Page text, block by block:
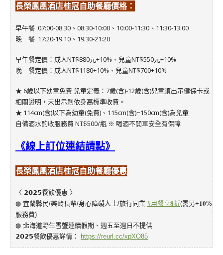
長榮鳳凰酒店桂冠自助餐廳價格：
早午餐 07:00-08:30、08:30-10:00、10:00-11:30、11:30-13:00
晚 餐 17:20-19:10、19:30-21:20
早午餐定價：成人NT$880元+10%、兒童NT$550元+10%
晚 餐定價：成人NT$1180+10%、兒童NT$700+10%
★ 6歲以下幼童免費 兒童定義：7歲(含)-12歲(含)兒童須出示健保卡或
相關證明，未出示則依身高標準收費。
★ 114cm(含)以下為幼童(免費)、115cm(含)~150cm(含)為兒童
自備酒水酌收服務費 NT$500/瓶 ※ 喝酒不開車安全有保障
《線上訂位連結請點》
長榮鳳凰酒店桂冠自助餐廳優惠
〈 𝟮𝟬𝟮𝟱餐飲優惠 〉
◍ 宜蘭縣民/樂齡長輩/身心障礙人士/旅行同業 #用餐享𝟖折(需另+𝟏𝟎%
服務費)
◍ 北海道野生雪蟹連續假期、週五至週日不提供
𝟮𝟬𝟮𝟱餐飲優惠詳情：
https://reurl.cc/xpXO85